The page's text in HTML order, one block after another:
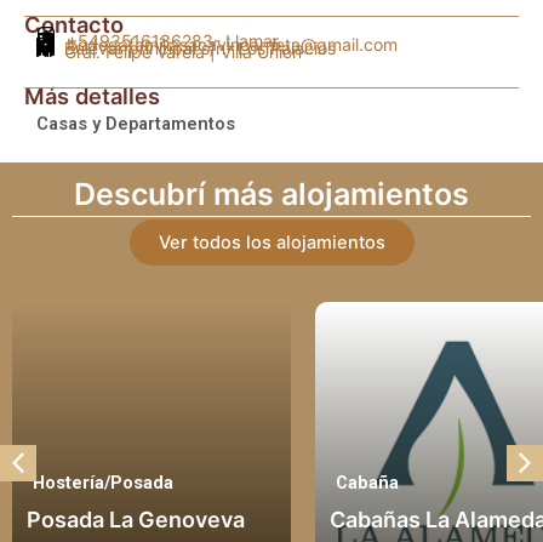
Contacto
+5493516186283- Llamar
bodegafamiliasacavinoarrieta@gmail.com
Bulevar principal s/n- Los Palacios
Gral. Felipe Varela | Villa Unión
Más detalles
Casas y Departamentos
Descubrí más alojamientos
Ver todos los alojamientos
Cabaña
Cabañas La Alameda
Casas
Balcón